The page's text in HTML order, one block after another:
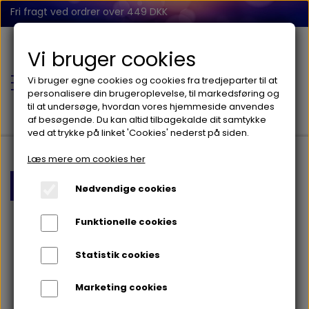
Fri fragt ved ordrer over 449 DKK
BALANCE
FIDGET
Stabelklodser 28 dele
Vi bruger cookies
Vi bruger egne cookies og cookies fra tredjeparter til at
personalisere din brugeroplevelse, til markedsføring og
til at undersøge, hvordan vores hjemmeside anvendes
af besøgende. Du kan altid tilbagekalde dit samtykke
ved at trykke på linket 'Cookies' nederst på siden.
Læs mere om cookies her
Nødvendige cookies
Funktionelle cookies
Statistik cookies
Marketing cookies